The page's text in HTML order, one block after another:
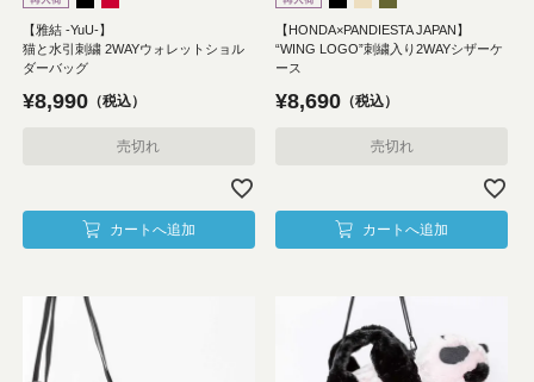
【雅結 -YuU-】
猫と水引刺繍 2WAYウォレットショル
ダーバッグ
¥8,990 税込
売切れ
カートへ追加
【HONDA×PANDIESTA JAPAN】
“WING LOGO”刺繍入り2WAYシザーケ
ース
¥8,690 税込
売切れ
カートへ追加